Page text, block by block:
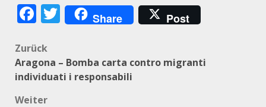
Facebook
Twitter
Share Post
Beitragsnavigation
Zurück
Aragona – Bomba carta contro migranti
individuati i responsabili
Weiter